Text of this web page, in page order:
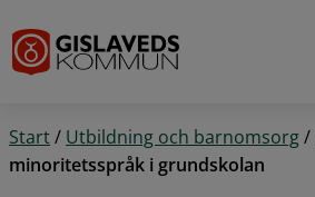
Start/ Utbildning och barnomsorg/
minoritetsspråk i grundskolan